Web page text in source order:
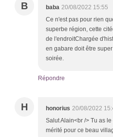
B baba 20/08/2022 15:55
Ce n'est pas pour rien
superbe région, cette
de l'endroitChargée
en gabare doit être
soirée.
Répondre
H honorius 20/08/2022
Salut Alain<br /> Tu as
mérité pour ce beau